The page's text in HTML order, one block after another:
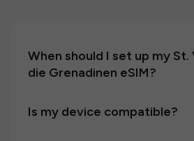
When should I set up my St.
die Grenadinen eSIM?
Is my device compatible?